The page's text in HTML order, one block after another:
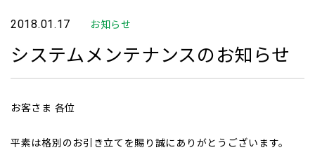
2018.01.17 お知らせ
システムメンテナンスのお知らせ
お客さま 各位
平素は格別のお引き立てを賜り誠にありがとうございます。